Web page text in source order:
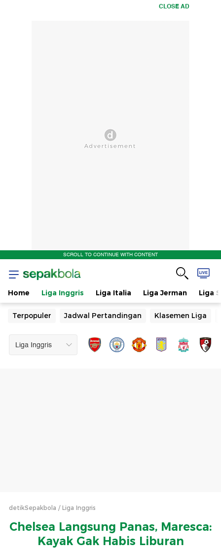
CLOSE AD
SCROLL TO CONTINUE WITH CONTENT
Home Liga Inggris Liga Italia Liga Jerman Liga
Terpopuler Jadwal Pertandingan Klasemen Liga
detikSepakbola Liga Inggris
Chelsea Langsung Panas, Maresca:
Kayak Gak Habis Liburan